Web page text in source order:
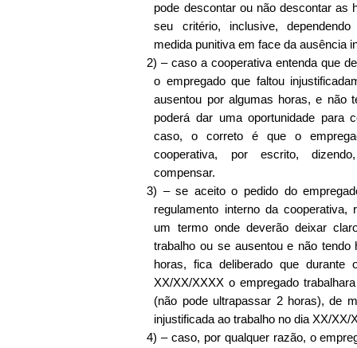
pode descontar ou não descontar as
seu critério, inclusive,
medida punitiva em face da ausência
2) – caso a cooperativa entenda que
o empregado que faltou
ausentou por algumas horas, e não
poderá dar uma oportunidade para
caso, o correto é que o
cooperativa, por escrito,
compensar.
3) – se aceito o pedido do
regulamento interno da cooperativa,
um termo onde deverão deixar
trabalho ou se ausentou e não
horas, fica deliberado que durante
XX/XX/XXXX o empregado
(não pode ultrapassar 2 horas), de
injustificada ao trabalho no dia XX/XX/
4) – caso, por qualquer razão, o